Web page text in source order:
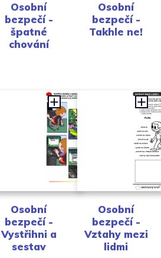
Osobní
bezpečí -
špatné
chování
Osobní
bezpečí -
Takhle ne!
Osobní
bezpečí -
Vystřihni a
sestav
Osobní
bezpečí -
Vztahy mezi
lidmi